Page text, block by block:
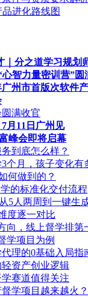
进化路线图
｜分之道学习规划
智力量密训营”圆
广州市首版次软件
满收官
月11日广州见
峰会即将启幕
到底怎么样？
个月，孩子变化有
何做到的？
的标准化交付流程
5人两周到一键生
度逐一对比
向，线上督学排第
学项目为例
理的0基础入局指
资产创业逻辑
赛道值得关注
学项目越来越火？